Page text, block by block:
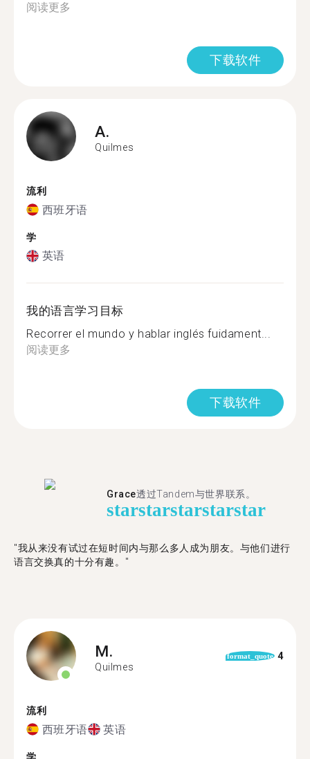
阅读更多
下载软件
A.
Quilmes
流利
西班牙语
学
英语
我的语言学习目标
Recorrer el mundo y hablar inglés fuidament...
阅读更多
下载软件
Grace透过Tandem与世界联系。
starstarstarstarstar
"我从来没有试过在短时间内与那么多人成为朋友。与他们进行
语言交换真的十分有趣。"
M.
Quilmes
format_quote 4
流利
西班牙语 英语